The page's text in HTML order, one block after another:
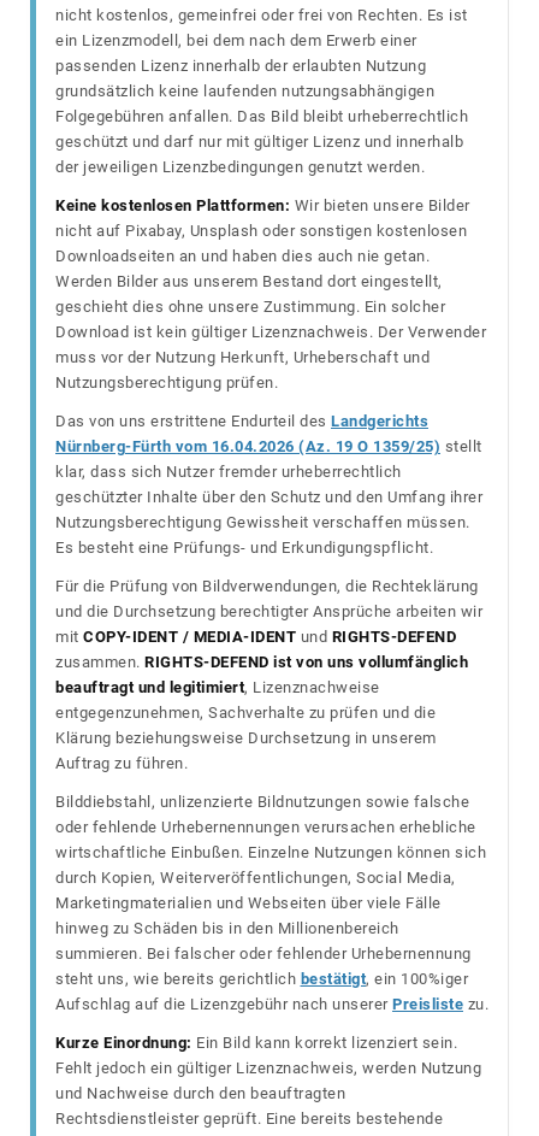
nicht kostenlos, gemeinfrei oder frei von Rechten. Es ist
ein Lizenzmodell, bei dem nach dem Erwerb einer
passenden Lizenz innerhalb der erlaubten Nutzung
grundsätzlich keine laufenden nutzungsabhängigen
Folgegebühren anfallen. Das Bild bleibt urheberrechtlich
geschützt und darf nur mit gültiger Lizenz und innerhalb
der jeweiligen Lizenzbedingungen genutzt werden.
Keine kostenlosen Plattformen: Wir bieten unsere Bilder
nicht auf Pixabay, Unsplash oder sonstigen kostenlosen
Downloadseiten an und haben dies auch nie getan.
Werden Bilder aus unserem Bestand dort eingestellt,
geschieht dies ohne unsere Zustimmung. Ein solcher
Download ist kein gültiger Lizenznachweis. Der Verwender
muss vor der Nutzung Herkunft, Urheberschaft und
Nutzungsberechtigung prüfen.
Das von uns erstrittene Endurteil des Landgerichts
Nürnberg-Fürth vom 16.04.2026 (Az. 19 O 1359/25) stellt
klar, dass sich Nutzer fremder urheberrechtlich
geschützter Inhalte über den Schutz und den Umfang ihrer
Nutzungsberechtigung Gewissheit verschaffen müssen.
Es besteht eine Prüfungs- und Erkundigungspflicht.
Für die Prüfung von Bildverwendungen, die Rechteklärung
und die Durchsetzung berechtigter Ansprüche arbeiten wir
mit COPY-IDENT / MEDIA-IDENT und RIGHTS-DEFEND
zusammen. RIGHTS-DEFEND ist von uns vollumfänglich
beauftragt und legitimiert, Lizenznachweise
entgegenzunehmen, Sachverhalte zu prüfen und die
Klärung beziehungsweise Durchsetzung in unserem
Auftrag zu führen.
Bilddiebstahl, unlizenzierte Bildnutzungen sowie falsche
oder fehlende Urhebernennungen verursachen erhebliche
wirtschaftliche Einbußen. Einzelne Nutzungen können sich
durch Kopien, Weiterveröffentlichungen, Social Media,
Marketingmaterialien und Webseiten über viele Fälle
hinweg zu Schäden bis in den Millionenbereich
summieren. Bei falscher oder fehlender Urhebernennung
steht uns, wie bereits gerichtlich bestätigt, ein 100%iger
Aufschlag auf die Lizenzgebühr nach unserer Preisliste zu.
Kurze Einordnung: Ein Bild kann korrekt lizenziert sein.
Fehlt jedoch ein gültiger Lizenznachweis, werden Nutzung
und Nachweise durch den beauftragten
Rechtsdienstleister geprüft. Eine bereits bestehende